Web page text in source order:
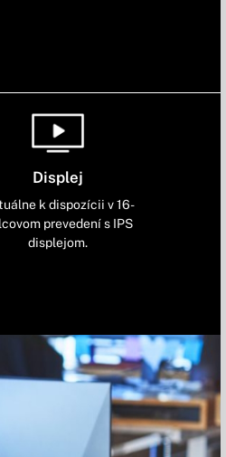
Displej
k dispozícii v 16-
prevedení s IPS
displejom.